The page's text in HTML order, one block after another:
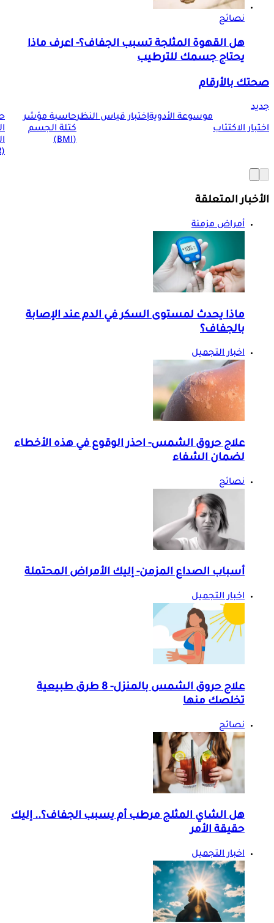
نصائح
هل القهوة المثلجة تسبب الجفاف؟- اعرف ماذا
يحتاج جسمك للترطيب
صحتك بالأرقام
جديد
اختبار الاكتئاب
موسوعة الأدويةإختبار قياس النظرحاسبة مؤشر
كتلة الجسم
(BMI)
(BMR)
الأخبار المتعلقة
أمراض مزمنة
ماذا يحدث لمستوى السكر في الدم عند الإصابة
بالجفاف؟
اخبار التجميل
علاج حروق الشمس- احذر الوقوع في هذه الأخطاء
لضمان الشفاء
نصائح
أسباب الصداع المزمن- إليك الأمراض المحتملة
اخبار التجميل
علاج حروق الشمس بالمنزل- 8 طرق طبيعية
تخلصك منها
نصائح
هل الشاي المثلج مرطب أم يسبب الجفاف؟.. إليك
حقيقة الأمر
اخبار التجميل